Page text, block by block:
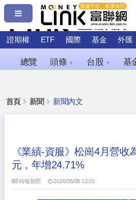
證期權 ETF 國際 基金 外匯
總覽 頭條 ▼ 台股 ▼ 基
首頁 新聞 新聞內文
《業績-資服》松崗4月營收
元，年增24.71%
時報新聞 2026/05/08 12:03